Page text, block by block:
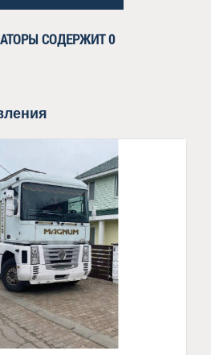
СОДЕРЖИТ 0